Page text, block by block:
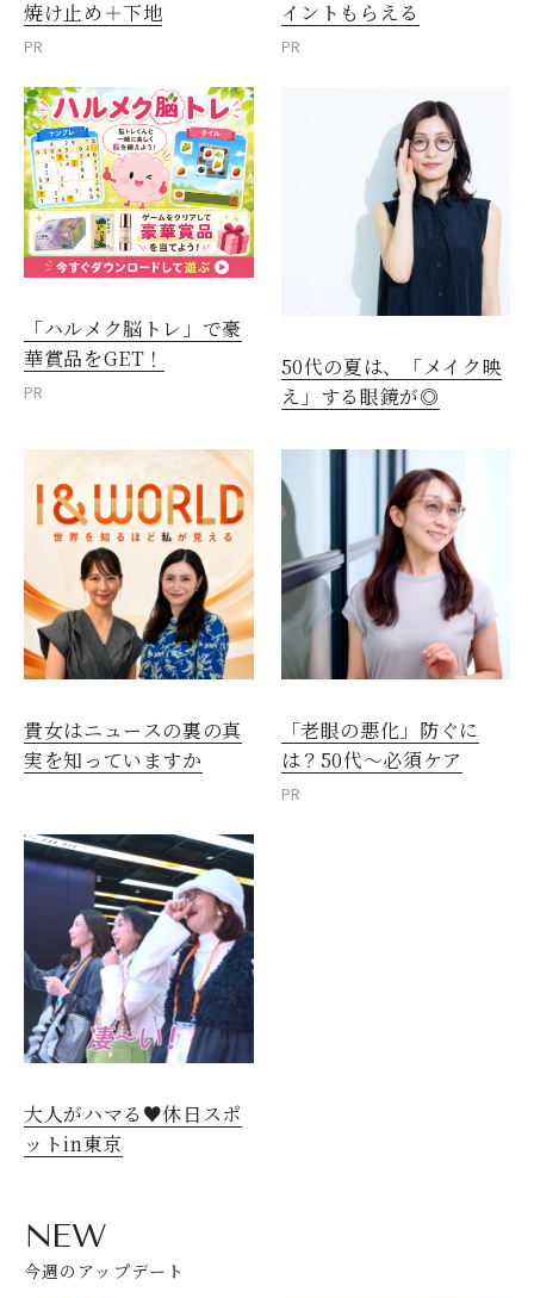
焼け止め＋下地
PR
イントもらえる
PR
「ハルメク脳トレ」で豪
華賞品をGET！
PR
50代の夏は、「メイク映
え」する眼鏡が◎
貴女はニュースの裏の真
実を知っていますか
「老眼の悪化」防ぐに
は？50代～必須ケア
PR
大人がハマる♥休日スポ
ットin東京
NEW
今週のアップデート
閉じる